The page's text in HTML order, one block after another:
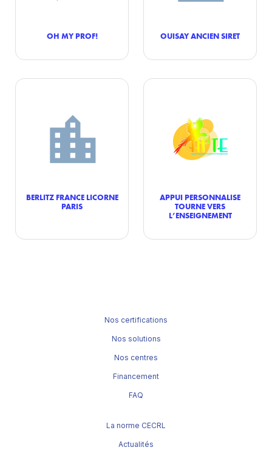
OH MY PROF! OUISAY ANCIEN SIRET
BERLITZ FRANCE LICORNE
PARIS
APPUI PERSONNALISE
TOURNE VERS
L’ENSEIGNEMENT
Nos certifications
Nos solutions
Nos centres
Financement
FAQ
La norme CECRL
Actualités